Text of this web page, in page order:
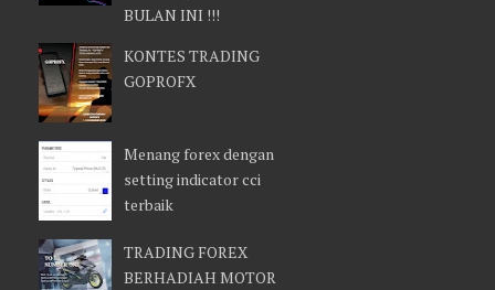
BULAN INI !!!
KONTES TRADING
GOPROFX
Menang forex dengan
setting indicator cci
terbaik
TRADING FOREX
BERHADIAH MOTOR